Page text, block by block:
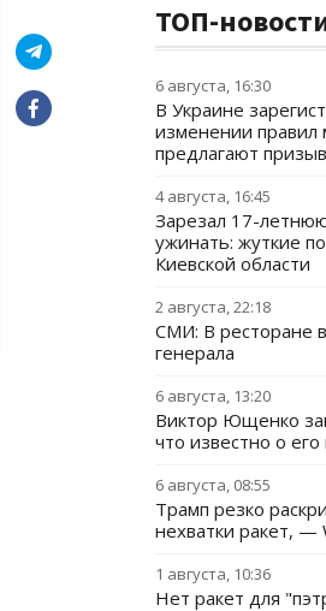
ТОП-
6 августа, 16:30
В Украине
изменении правил
предлагают
4 августа, 16:45
Зарезал 17-
ужинать: жуткие
Киевской области
2 августа, 22:18
СМИ: В ресторане
генерала
6 августа, 13:20
Виктор Ющенко
что известно о
6 августа, 08:55
Трамп резко
нехватки ракет, —
1 августа, 10:36
Нет ракет для